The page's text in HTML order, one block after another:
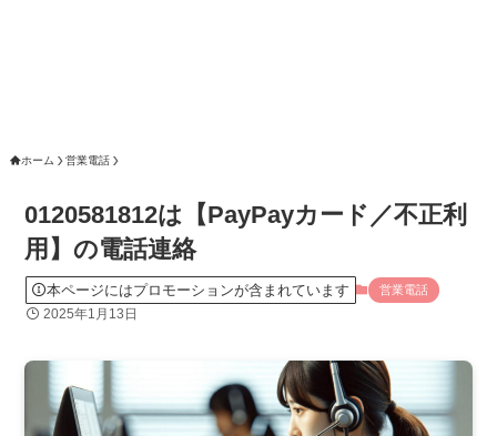
ホーム 営業電話
0120581812は【PayPayカード／不正利
用】の電話連絡
本ページにはプロモーションが含まれています 営業電話
2025年1月13日